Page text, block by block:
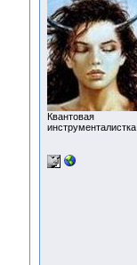
Квантовая
инструменталистка